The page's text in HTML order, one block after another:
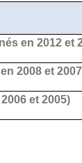
en 2012 et
2008 et
et 2005)